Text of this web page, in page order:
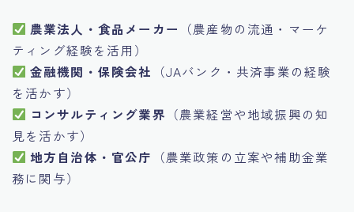
農業法人・食品メーカー
（農産物の流通・マーケ
ティング経験を活用）
金融機関・保険会社
（JAバンク・共済事業の経験
を活かす）
コンサルティング業界 （農業経営や地域振興の知
見を活かす）
地方自治体・官公庁
（農業政策の立案や補助金業
務に関与）